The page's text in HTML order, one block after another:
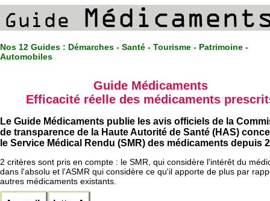
Nos 12 Guides : Démarches - Santé - Tourisme - Patrimoine -
Automobiles
Guide Médicaments
Efficacité réelle des médicaments
Le Guide Médicaments publie les avis officiels de la
de transparence de la Haute Autorité de Santé (HAS)
le Service Médical Rendu (SMR) des médicaments depuis
2 critères sont pris en compte : le SMR, qui considère l'intérêt du
dans l'absolu et l'ASMR qui considère ce qu'il apporte de plus par
autres médicaments existants.